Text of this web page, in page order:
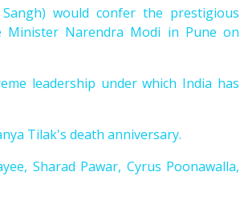
would confer the prestigious
Minister Narendra Modi in Pune on
leadership under which India has
Tilak's death anniversary.
Sharad Pawar, Cyrus Poonawalla,